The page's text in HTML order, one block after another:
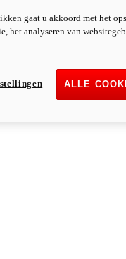
gaat u akkoord met het
het analyseren van
ALLE